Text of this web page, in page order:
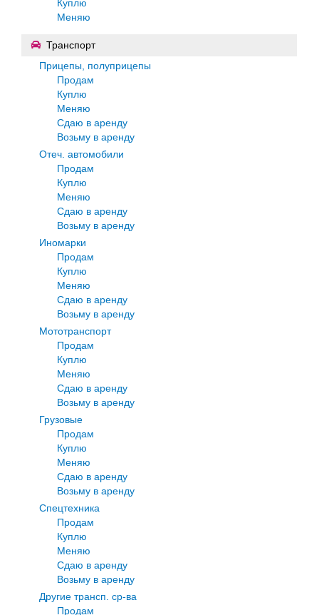
Куплю
Меняю
Транспорт
Прицепы, полуприцепы
Продам
Куплю
Меняю
Сдаю в аренду
Возьму в аренду
Отеч. автомобили
Продам
Куплю
Меняю
Сдаю в аренду
Возьму в аренду
Иномарки
Продам
Куплю
Меняю
Сдаю в аренду
Возьму в аренду
Мототранспорт
Продам
Куплю
Меняю
Сдаю в аренду
Возьму в аренду
Грузовые
Продам
Куплю
Меняю
Сдаю в аренду
Возьму в аренду
Спецтехника
Продам
Куплю
Меняю
Сдаю в аренду
Возьму в аренду
Другие трансп. ср-ва
Продам